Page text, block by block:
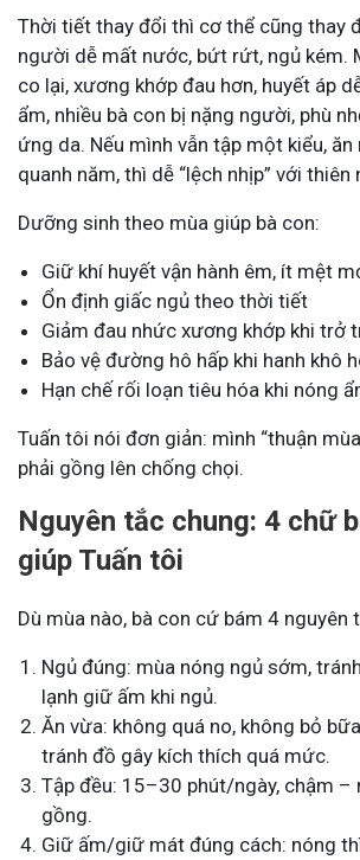
Thời tiết thay đổi thì cơ thể cũng thay
người dễ mất nước, bứt rứt, ngủ kém.
co lại, xương khớp đau hơn, huyết áp
ẩm, nhiều bà con bị nặng người, phù
ứng da. Nếu mình vẫn tập một kiểu,
quanh năm, thì dễ “lệch nhịp” với thiên
Dưỡng sinh theo mùa giúp bà con:
Giữ khí huyết vận hành êm, ít mệt
Ổn định giấc ngủ theo thời tiết
Giảm đau nhức xương khớp khi trở
Bảo vệ đường hô hấp khi hanh khô
Hạn chế rối loạn tiêu hóa khi nóng
Tuấn tôi nói đơn giản: mình “thuận
phải gồng lên chống chọi.
Nguyên tắc chung: 4 chữ
giúp Tuấn tôi
Dù mùa nào, bà con cứ bám 4 nguyên
Ngủ đúng: mùa nóng ngủ sớm,
lạnh giữ ấm khi ngủ.
Ăn vừa: không quá no, không bỏ
tránh đồ gây kích thích quá mức.
Tập đều: 15–30 phút/ngày, chậm –
gồng.
Giữ ấm/giữ mát đúng cách: nóng